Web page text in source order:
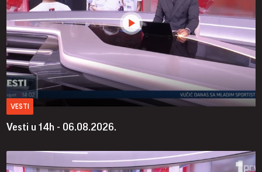
VESTI
Vesti u 14h - 06.08.2026.